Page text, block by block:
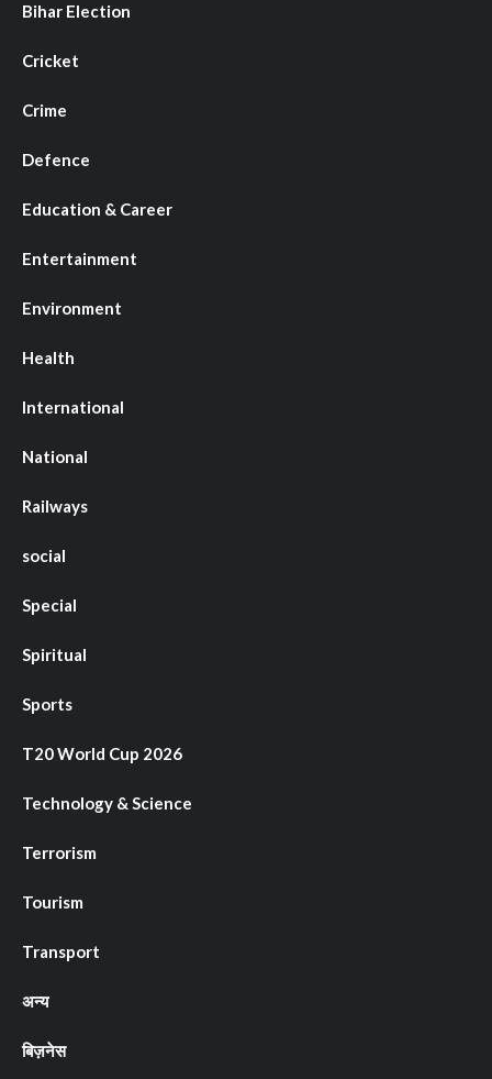
Bihar Election
Cricket
Crime
Defence
Education & Career
Entertainment
Environment
Health
International
National
Railways
social
Special
Spiritual
Sports
T20 World Cup 2026
Technology & Science
Terrorism
Tourism
Transport
अन्य
बिज़नेस